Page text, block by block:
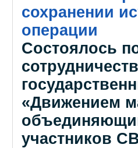
сохранении
операции
Состоялось
«Движением
участников